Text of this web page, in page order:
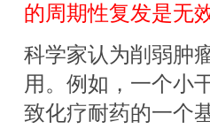
的周期性复发是无
科学家认为削弱肿
用。例如，一个小
致化疗耐药的一个